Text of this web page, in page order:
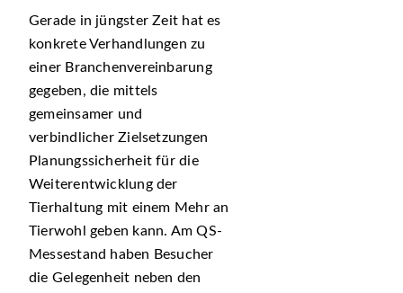
Gerade in jüngster Zeit hat es
konkrete Verhandlungen zu
einer Branchenvereinbarung
gegeben, die mittels
gemeinsamer und
verbindlicher Zielsetzungen
Planungssicherheit für die
Weiterentwicklung der
Tierhaltung mit einem Mehr an
Tierwohl geben kann. Am QS-
Messestand haben Besucher
die Gelegenheit neben den